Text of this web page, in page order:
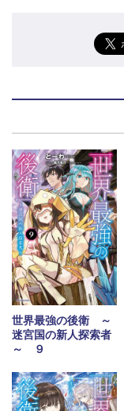
世界最強の後衛 ～
迷宮国の新人探索者
～ ９